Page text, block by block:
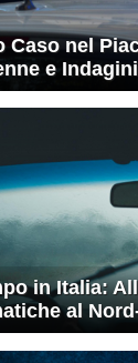
Caso nel
e
in Italia:
al